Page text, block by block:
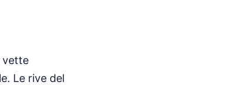
vette
Le rive del